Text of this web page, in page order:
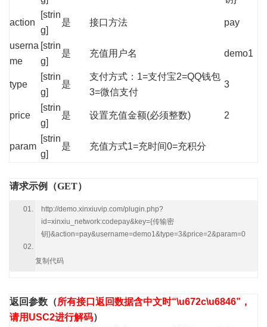
action
[strin
g]
是 接口方法 pay
userna
me
[strin
g]
是 充值用户名 demo1
type
[strin
g]
是
支付方式：1=支付宝2=QQ钱包
3=微信支付
3
price
[strin
g]
是 设置充值金额(必须整数) 2
param
[strin
g]
是 充值方式1=充时间0=充积分
请求示例（GET）
http://demo.xinxiuvip.com/plugin.php?
id=xinxiu_network:codepay&key={传输密
钥}&action=pay&username=demo1&type=3&price=2&param=0
复制代码
返回参数 （所有接口返回数据含中文时“\u672c\u6846”，
请用USC2进行解码）